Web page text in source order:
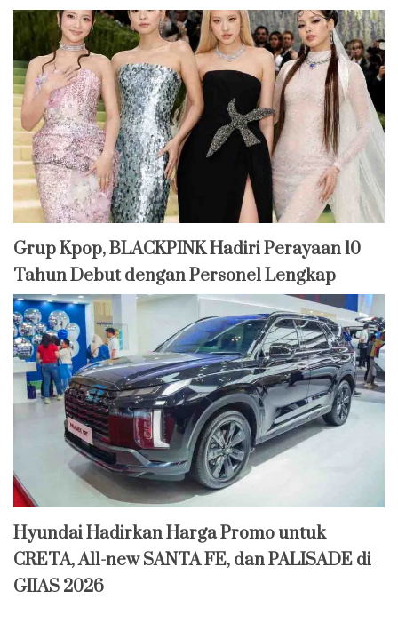
Grup Kpop, BLACKPINK Hadiri Perayaan 10
Tahun Debut dengan Personel Lengkap
Hyundai Hadirkan Harga Promo untuk
CRETA, All-new SANTA FE, dan PALISADE di
GIIAS 2026